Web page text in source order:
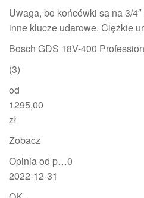
Uwaga, bo końcówki są na 3/
inne klucze udarowe. Ciężkie
Bosch GDS 18V-400
(3)
od
1295,00
zł
Zobacz
Opinia od p…0
2022-12-31